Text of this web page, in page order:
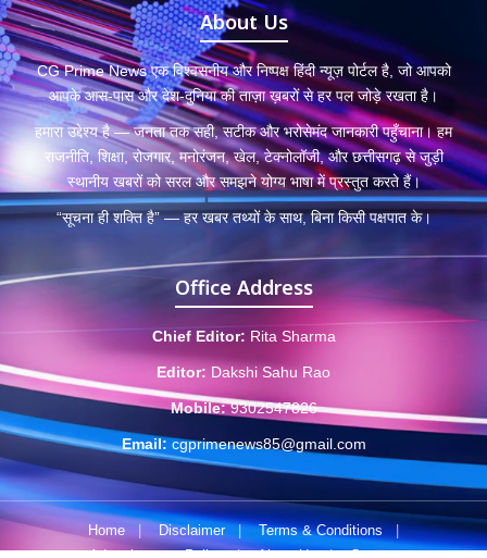
About Us
CG Prime News एक विश्वसनीय और निष्पक्ष हिंदी न्यूज़ पोर्टल है, जो आपको
आपके आस-पास और देश-दुनिया की ताज़ा ख़बरों से हर पल जोड़े रखता है।
हमारा उद्देश्य है — जनता तक सही, सटीक और भरोसेमंद जानकारी पहुँचाना। हम
राजनीति, शिक्षा, रोजगार, मनोरंजन, खेल, टेक्नोलॉजी, और छत्तीसगढ़ से जुड़ी
स्थानीय खबरों को सरल और समझने योग्य भाषा में प्रस्तुत करते हैं।
“सूचना ही शक्ति है” — हर खबर तथ्यों के साथ, बिना किसी पक्षपात के।
Office Address
Chief Editor: Rita Sharma
Editor: Dakshi Sahu Rao
Mobile: 9302547826
Email: cgprimenews85@gmail.com
Home Disclaimer Terms & Conditions
|